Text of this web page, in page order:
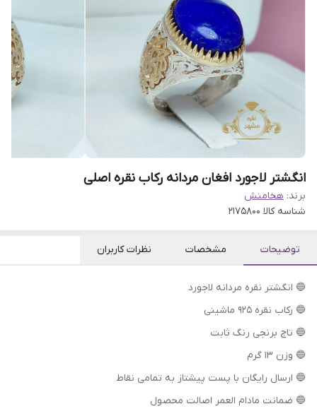
انگشتر لاجورد افغان مردانه رکاب نقره اصلی
برند: هخامنش
شناسه کالا 2175800
توضیحات مشخصات نظرات کاربران
🔵 انگشتر نقره مردانه لاجورد
🔵 رکاب نقره 925 ماشینی
🔵 تاج برنجی رنگ ثابت
🔵 وزن 13 گرم
🔵 ارسال رایگان با پست پیشتاز به تمامی نقاط
🔵 ضمانت مادام العمر اصالت محصول